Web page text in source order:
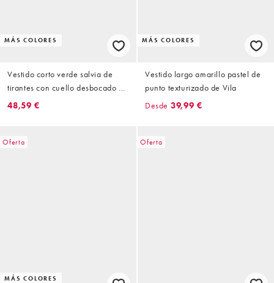
MÁS COLORES
Vestido corto verde salvia de
tirantes con cuello desbocado de
tejido texturizado de VILA
48,59 €
MÁS COLORES
Vestido largo amarillo pastel de
punto texturizado de Vila
Desde 39,99 €
Oferta
MÁS COLORES
Oferta